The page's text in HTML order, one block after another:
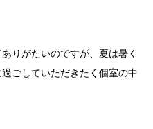
りがたいのですが、夏は暑く
ごしていただきたく個室の中